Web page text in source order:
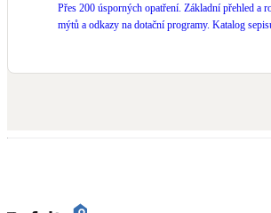
Retence deštové vody
Přes 200 úsporných opatření. Základní přehled a
mýtů a odkazy na dotační programy. Katalog